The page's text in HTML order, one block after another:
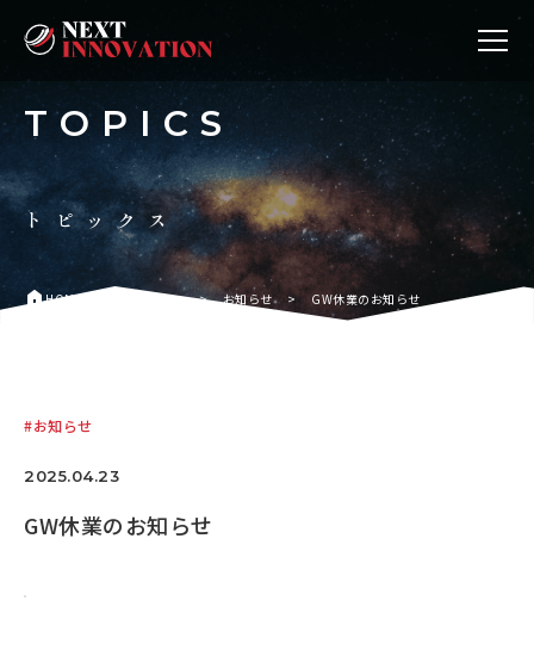
TOPICS
トピックス
homeHOME トピックス > お知らせ > GW休業のお知らせ
お知らせ
2025.04.23
GW休業のお知らせ